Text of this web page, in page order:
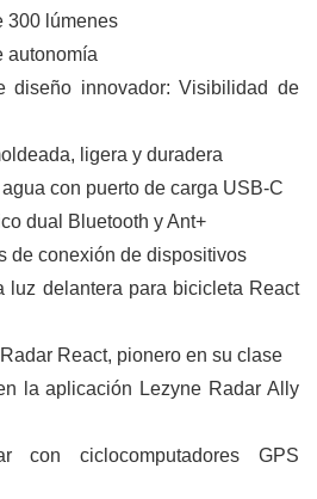
300 lúmenes
autonomía
diseño innovador: Visibilidad de
ligera y duradera
agua con puerto de carga USB-C
dual Bluetooth y Ant+
de conexión de dispositivos
luz delantera para bicicleta React
React, pionero en su clase
la aplicación Lezyne Radar Ally
con ciclocomputadores GPS